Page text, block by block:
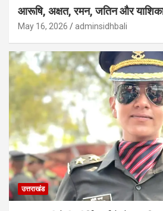
आरूषि, अक्षत, रमन, जतिन और याशिका
May 16, 2026 adminsidhbali
उत्तराखंड